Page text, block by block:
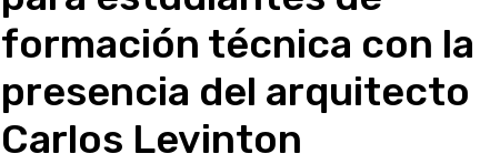
formación técnica con la
presencia del arquitecto
Carlos Levinton